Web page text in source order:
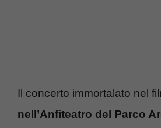
Il concerto immortalato nel
nell’Anfiteatro del Parco